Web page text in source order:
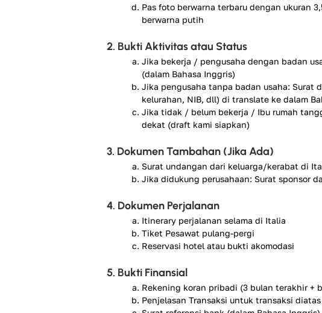
Pas foto berwarna terbaru dengan ukuran
berwarna putih
2. Bukti Aktivitas atau Status
Jika bekerja / pengusaha dengan badan
(dalam Bahasa Inggris)
Jika pengusaha tanpa badan usaha: Surat
kelurahan, NIB, dll) di translate ke dalam
Jika tidak / belum bekerja / Ibu rumah
dekat (draft kami siapkan)
3. Dokumen Tambahan (Jika Ada)
Surat undangan dari keluarga/kerabat di
Jika didukung perusahaan: Surat sponsor
4. Dokumen Perjalanan
Itinerary perjalanan selama di Italia
Tiket Pesawat pulang-pergi
Reservasi hotel atau bukti akomodasi
5. Bukti Finansial
Rekening koran pribadi (3 bulan terakhir +
Penjelasan Transaksi untuk transaksi